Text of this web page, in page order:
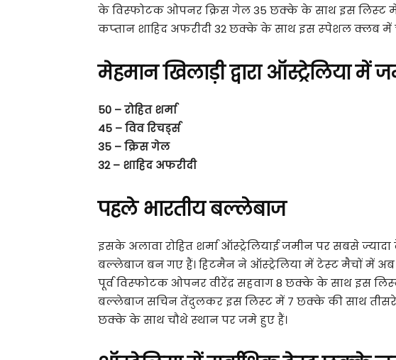
के विस्‍फोटक ओपनर क्रिस गेल 35 छक्‍के के साथ इस लिस्‍ट में
कप्‍तान शाहिद अफरीदी 32 छक्‍के के साथ इस स्‍पेशल क्‍लब में
मेहमान खिलाड़ी द्वारा ऑस्‍ट्रेलिया
50 – रोहित शर्मा
45 – विव रिचर्ड्स
35 – क्रिस गेल
32 – शाहिद अफरीदी
पहले भारतीय बल्‍लेबाज
इसके अलावा रोहित शर्मा ऑस्‍ट्रेलियाई जमीन पर सबसे
बल्‍लेबाज बन गए हैं। हिटमैन ने ऑस्‍ट्रेलिया में टेस्‍ट मैचों में
पूर्व विस्‍फोटक ओपनर वीरेंद्र सहवाग 8 छक्‍के के साथ इस
बल्‍लेबाज सचिन तेंदुलकर इस लिस्‍ट में 7 छक्‍के की साथ तीसरे
छक्‍के के साथ चौथे स्‍थान पर जमे हुए हैं।